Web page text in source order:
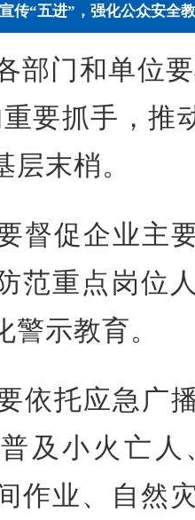
传“五进”，强化公众安全
部门和单位
要抓手，推
末梢。
督促企业主
范重点岗位
示教育。
依托应急广
及小火亡
作业、自然